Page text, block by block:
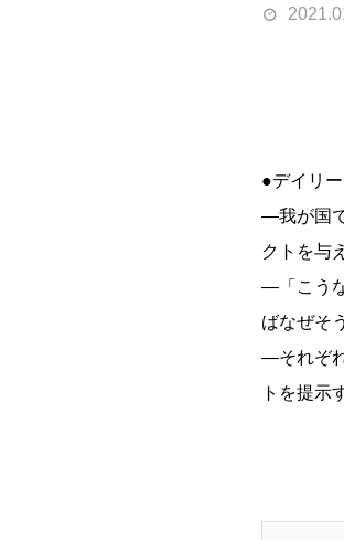
●デイリ
―我が国
クトを与
―「こう
ばなぜそ
―それぞ
トを提示